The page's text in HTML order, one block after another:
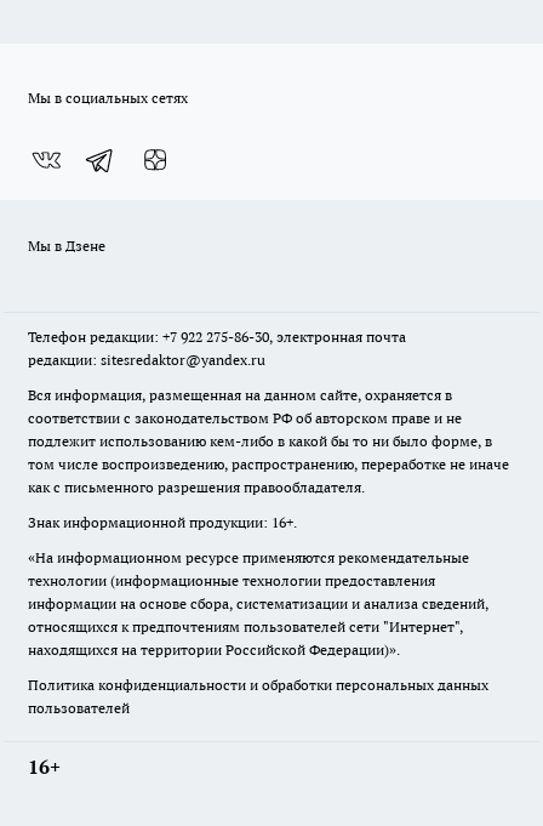
Мы в социальных сетях
Мы в Дзене
Телефон редакции: +7 922 275-86-30, электронная почта
редакции: sitesredaktor@yandex.ru
Вся информация, размещенная на данном сайте, охраняется в
соответствии с законодательством РФ об авторском праве и не
подлежит использованию кем-либо в какой бы то ни было форме, в
том числе воспроизведению, распространению, переработке не иначе
как с письменного разрешения правообладателя.
Знак информационной продукции: 16+.
«На информационном ресурсе применяются рекомендательные
технологии (информационные технологии предоставления
информации на основе сбора, систематизации и анализа сведений,
относящихся к предпочтениям пользователей сети "Интернет",
находящихся на территории Российской Федерации)».
Политика конфиденциальности и обработки персональных данных
пользователей
16+